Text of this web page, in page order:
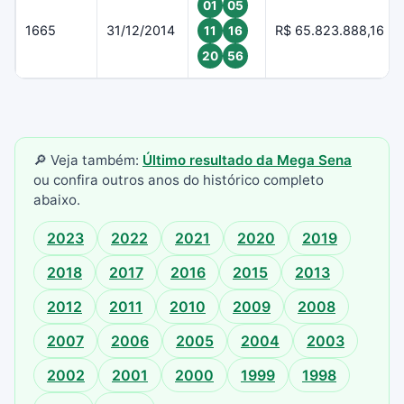
1665 31/12/2014
01
05
11
16
20
56
R$ 65.823.888,16
🔎 Veja também: Último resultado da Mega Sena
ou confira outros anos do histórico completo
abaixo.
2023 2022 2021 2020
2019
2018
2017 2016 2015
2013
2012
2011 2010 2009
2008
2007
2006 2005 2004
2003
2002
2001 2000 1999
1998